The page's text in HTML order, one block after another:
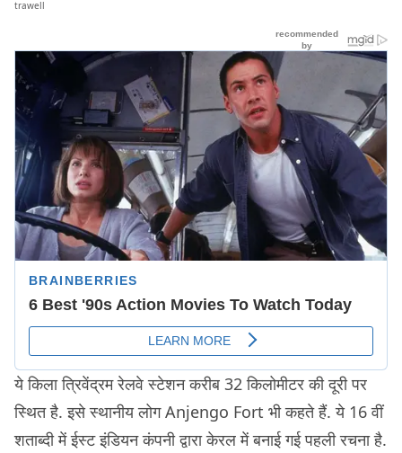
trawell
ये किला त्रिवेंद्रम रेलवे स्टेशन करीब 32 किलोमीटर की दूरी पर
स्थित है. इसे स्थानीय लोग Anjengo Fort भी कहते हैं. ये 16 वीं
शताब्दी में ईस्ट इंडियन कंपनी द्वारा केरल में बनाई गई पहली रचना है.